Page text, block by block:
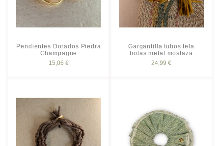
Pendientes Dorados Piedra
Champagne
15,06 €
Gargantilla tubos tela
bolas metal mostaza
24,99 €